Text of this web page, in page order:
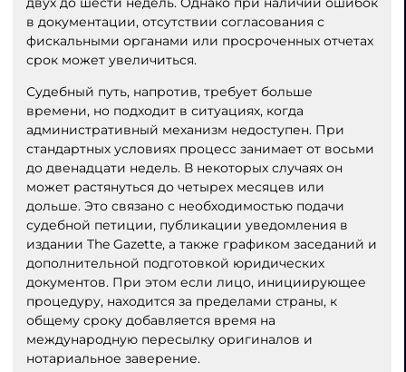
в документации, отсутствии согласования с
фискальными органами или просроченных отчетах
срок может увеличиться.
Судебный путь, напротив, требует больше
времени, но подходит в ситуациях, когда
административный механизм недоступен. При
стандартных условиях процесс занимает от восьми
до двенадцати недель. В некоторых случаях он
может растянуться до четырех месяцев или
дольше. Это связано с необходимостью подачи
судебной петиции, публикации уведомления в
издании The Gazette, а также графиком заседаний и
дополнительной подготовкой юридических
документов. При этом если лицо, инициирующее
процедуру, находится за пределами страны, к
общему сроку добавляется время на
международную пересылку оригиналов и
нотариальное заверение.